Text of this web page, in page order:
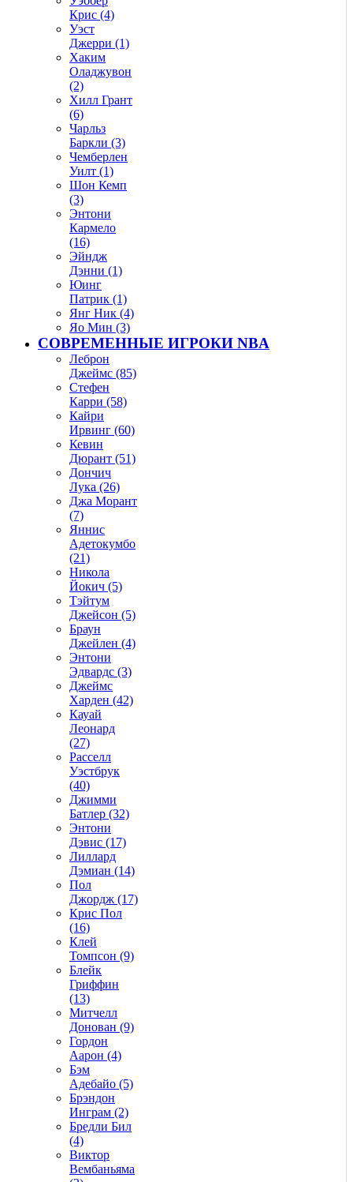
Крис (4)
Уэст
Джерри (1)
Хаким
Оладжувон
(2)
Хилл Грант
(6)
Чарльз
Баркли (3)
Чемберлен
Уилт (1)
Шон Кемп
(3)
Энтони
Кармело
(16)
Эйндж
Дэнни (1)
Юинг
Патрик (1)
Янг Ник (4)
Яо Мин (3)
СОВРЕМЕННЫЕ ИГРОКИ NBA
Леброн
Джеймс (85)
Стефен
Карри (58)
Кайри
Ирвинг (60)
Кевин
Дюрант (51)
Дончич
Лука (26)
Джа Морант
(7)
Яннис
Адетокумбо
(21)
Никола
Йокич (5)
Тэйтум
Джейсон (5)
Браун
Джейлен (4)
Энтони
Эдвардс (3)
Джеймс
Харден (42)
Кауай
Леонард
(27)
Расселл
Уэстбрук
(40)
Джимми
Батлер (32)
Энтони
Дэвис (17)
Лиллард
Дэмиан (14)
Пол
Джордж (17)
Крис Пол
(16)
Клей
Томпсон (9)
Блейк
Гриффин
(13)
Митчелл
Донован (9)
Гордон
Аарон (4)
Бэм
Адебайо (5)
Брэндон
Инграм (2)
Бредли Бил
(4)
Виктор
Вембаньяма